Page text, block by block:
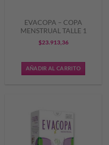
EVACOPA – COPA
MENSTRUAL TALLE 1
$23.913,36
AÑADIR AL CARRITO